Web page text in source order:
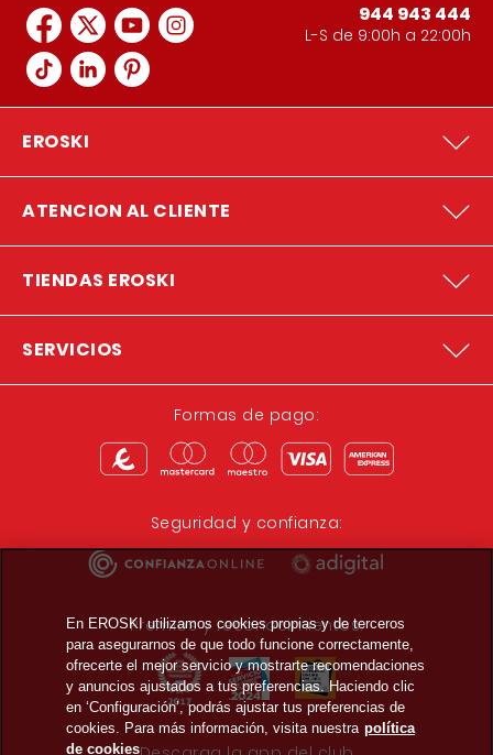
944 943 444
L-S de 9:00h a 22:00h
EROSKI
ATENCION AL CLIENTE
TIENDAS EROSKI
SERVICIOS
Formas de pago:
Seguridad y confianza:
Premios y reconocimientos:
En EROSKI utilizamos cookies propias y de terceros
para asegurarnos de que todo funcione correctamente,
ofrecerte el mejor servicio y mostrarte recomendaciones
y anuncios ajustados a tus preferencias. Haciendo clic
en ‘Configuración’, podrás ajustar tus preferencias de
cookies. Para más información, visita nuestra política
de cookies